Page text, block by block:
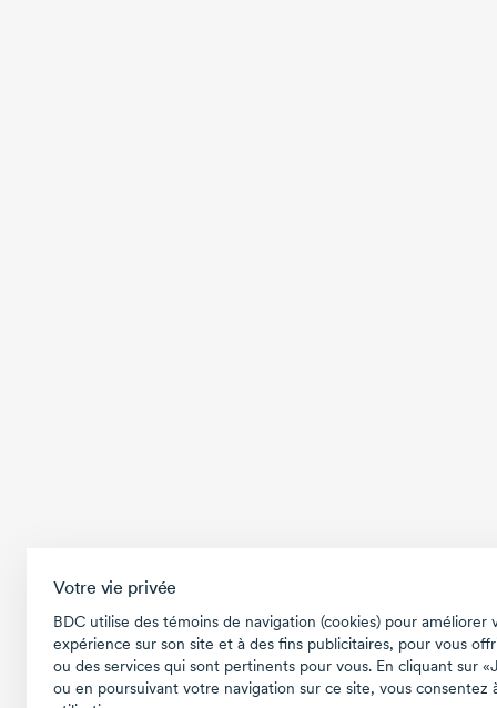
Votre vie privée
BDC utilise des témoins de navigation (cookies) pour améliorer
expérience sur son site et à des fins publicitaires, pour vous
ou des services qui sont pertinents pour vous. En cliquant sur
ou en poursuivant votre navigation sur ce site, vous consentez